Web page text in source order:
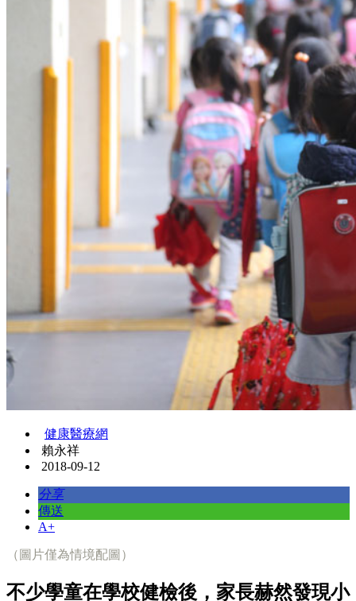
健康醫療網
賴永祥
2018-09-12
分享
傳送
A+
（圖片僅為情境配圖）
不少學童在學校健檢後，家長赫然發現小